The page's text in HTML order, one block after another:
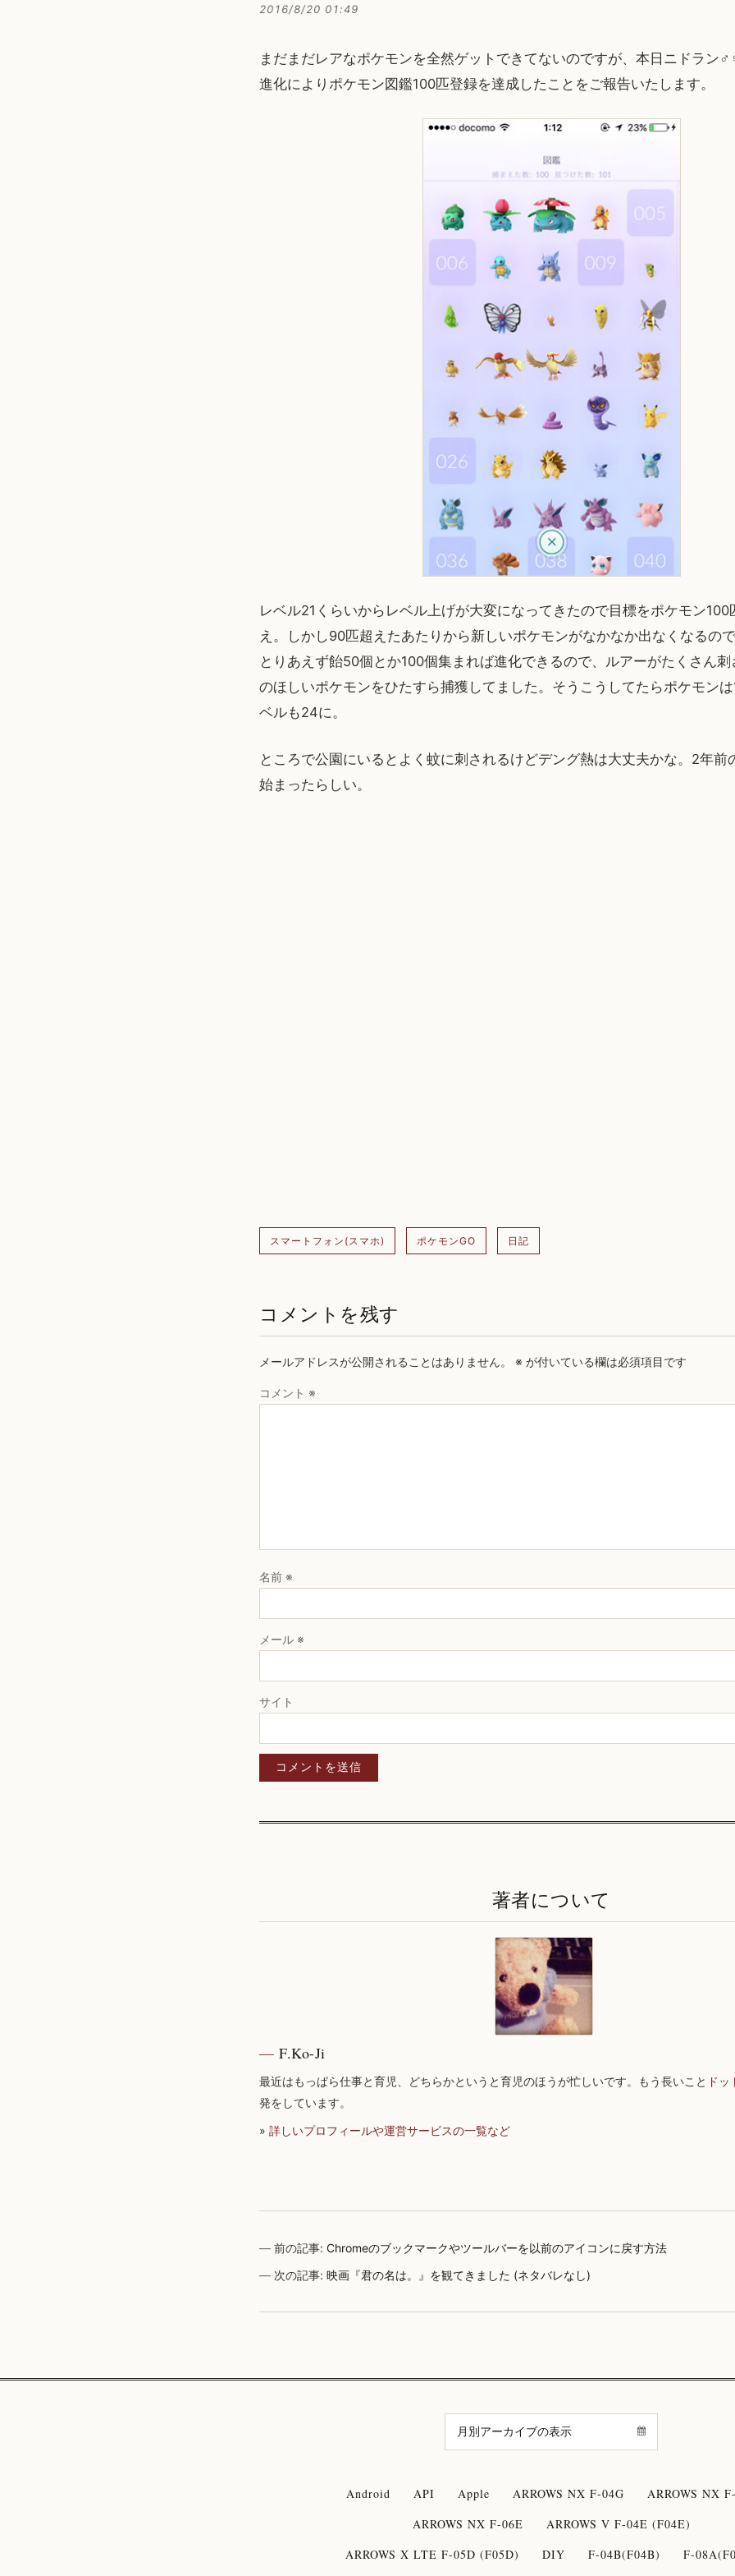
2016/8/20 01:49
まだまだレアなポケモンを全然ゲットできてないのですが、本日ニドラン
進化によりポケモン図鑑100匹登録を達成したことをご報告いたします。
レベル21くらいからレベル上げが大変になってきたので目標をポケモン100
え。しかし90匹超えたあたりから新しいポケモンがなかなか出なくなるので
とりあえず飴50個とか100個集まれば進化できるので、ルアーがたくさん
のほしいポケモンをひたすら捕獲してました。そうこうしてたらポケモン
ベルも24に。
ところで公園にいるとよく蚊に刺されるけどデング熱は大丈夫かな。2年前
始まったらしい。
スマートフォン(スマホ) ポケモンGO 日記
コメントを残す
メールアドレスが公開されることはありません。 ※ が付いている欄は必須項目です
コメント ※
名前 ※
メール ※
サイト
著者について
F.Ko-Ji
最近はもっぱら仕事と育児、どちらかというと育児のほうが忙しいです。もう長いこと ド
発をしています。
» 詳しいプロフィールや運営サービスの一覧など
前の記事:Chromeのブックマークやツールバーを以前のアイコンに戻す方法
次の記事:映画『君の名は。』を観てきました (ネタバレなし)
Android API Apple ARROWS NX F-04G
ARROWS NX
ARROWS NX F-06E
ARROWS V F-04E (F04E)
ARROWS X LTE F-05D (F05D)
DIY F-04B(F04B) F-